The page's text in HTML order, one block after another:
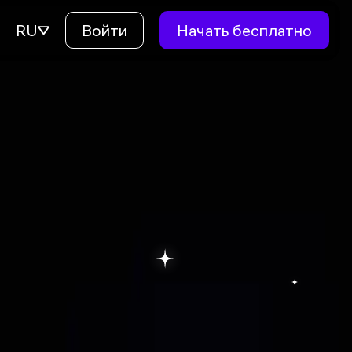
RU Войти Начать бесплатно